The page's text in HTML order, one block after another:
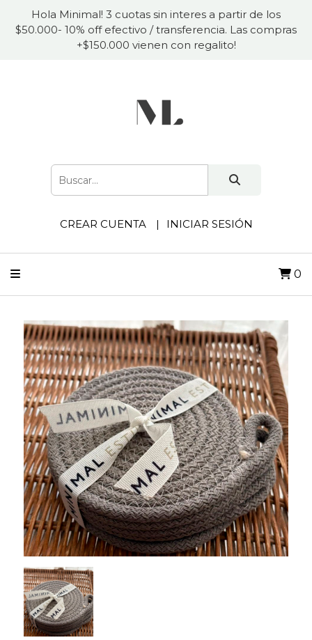
Hola Minimal! 3 cuotas sin interes a partir de los
$50.000- 10% off efectivo / transferencia. Las compras
+$150.000 vienen con regalito!
CREAR CUENTA INICIAR SESIÓN
0